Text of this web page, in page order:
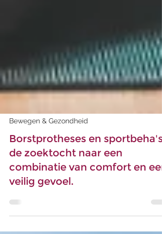
Bewegen & Gezondheid
Borstprotheses en sportbeha's,
de zoektocht naar een
combinatie van comfort en een
veilig gevoel.